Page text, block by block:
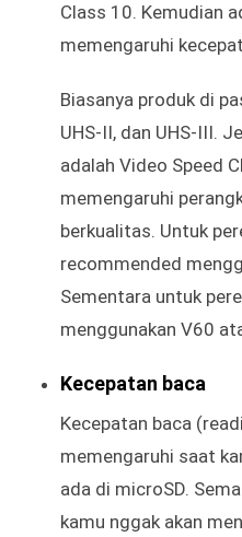
Class 10. Kemudian
memengaruhi
Biasanya produk di
UHS-II, dan UHS-III.
adalah Video Speed
memengaruhi
berkualitas. Untuk
recommended
Sementara untuk
menggunakan V60
Kecepatan baca
Kecepatan baca
memengaruhi saat
ada di microSD.
kamu nggak akan